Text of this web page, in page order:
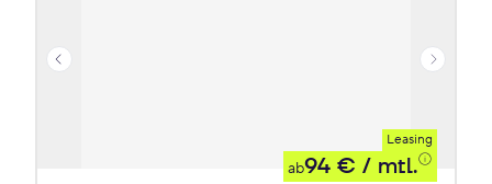
Leasing
ab94 € / mtl.